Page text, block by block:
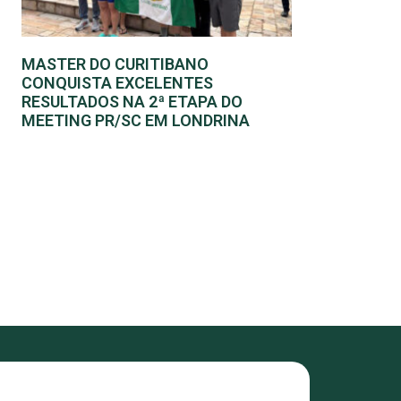
MASTER DO CURITIBANO
CONQUISTA EXCELENTES
RESULTADOS NA 2ª ETAPA DO
MEETING PR/SC EM LONDRINA